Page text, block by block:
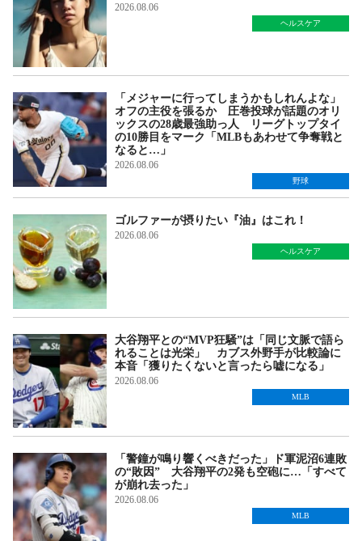
2026.08.06
ヘルスケア
「メジャーに行ってしまうかもしれんよな」
オフの主役を張るか 圧巻投球が話題のオリ
ックスの28歳最強助っ人 リーグトップタイ
の10勝目をマーク「MLBもあわせて争奪戦と
なると…」
2026.08.06
野球
ゴルファーが摂りたい『油』はこれ！
2026.08.06
ヘルスケア
大谷翔平との“MVP狂騒”は「同じ文脈で語ら
れることは光栄」 カブス外野手が比較論に
本音「獲りたくないと言ったら嘘になる」
2026.08.06
MLB
「警鐘が鳴り響くべきだった」ド軍泥沼6連敗
の“敗因” 大谷翔平の2発も空砲に…「すべて
が崩れ去った」
2026.08.06
MLB